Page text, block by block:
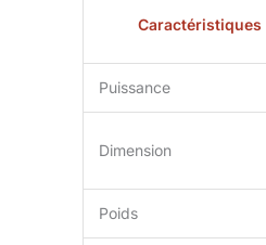
Caractéristiques
Puissance
Dimension
Poids